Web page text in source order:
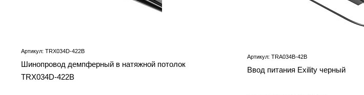
Артикул: TRX034D-422B
Шинопровод демпферный в натяжной потолок
TRX034D-422B
Артикул: TRA034B-42B
Ввод питания Exility черный